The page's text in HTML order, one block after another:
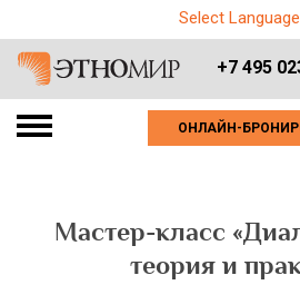
Select Language
+7 495
ОНЛАЙН-
Мастер-класс
теория и